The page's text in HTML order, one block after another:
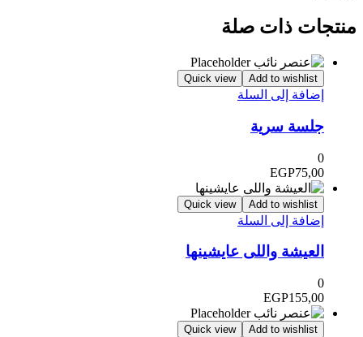
منتجات ذات صلة
Add to wishlist
Quick view
إضافة إلى السلة
جلسة سرية
0
EGP75,00
Add to wishlist
Quick view
إضافة إلى السلة
العيشة واللى عايشينها
0
EGP155,00
Add to wishlist
Quick view